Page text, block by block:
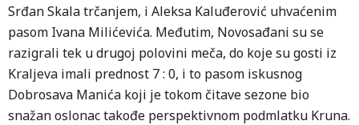
Srđan Skala trčanjem, i Aleksa Kaluđerović uhvaćenim
pasom Ivana Milićevića. Međutim, Novosađani su se
razigrali tek u drugoj polovini meča, do koje su gosti iz
Kraljeva imali prednost 7 : 0, i to pasom iskusnog
Dobrosava Manića koji je tokom čitave sezone bio
snažan oslonac takođe perspektivnom podmlatku Kruna.